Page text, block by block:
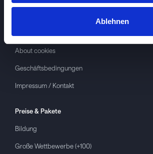
Ablehnen
About cookies
Geschäftsbedingungen
Impressum / Kontakt
Preise & Pakete
Bildung
Große Wettbewerbe (+100)